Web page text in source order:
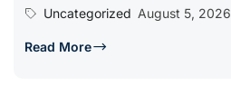
Uncategorized August 5, 2026
Read More